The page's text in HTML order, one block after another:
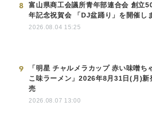
8
富山県商工会議所青年部連合会 創立
年記念祝賀会 「DJ盆踊り」を開催し
2026.08.04 15:25
9
「明星 チャルメラカップ 赤い味噌ち
こ味ラーメン」2026年8月31日(月)新
売
2026.08.07 13:00